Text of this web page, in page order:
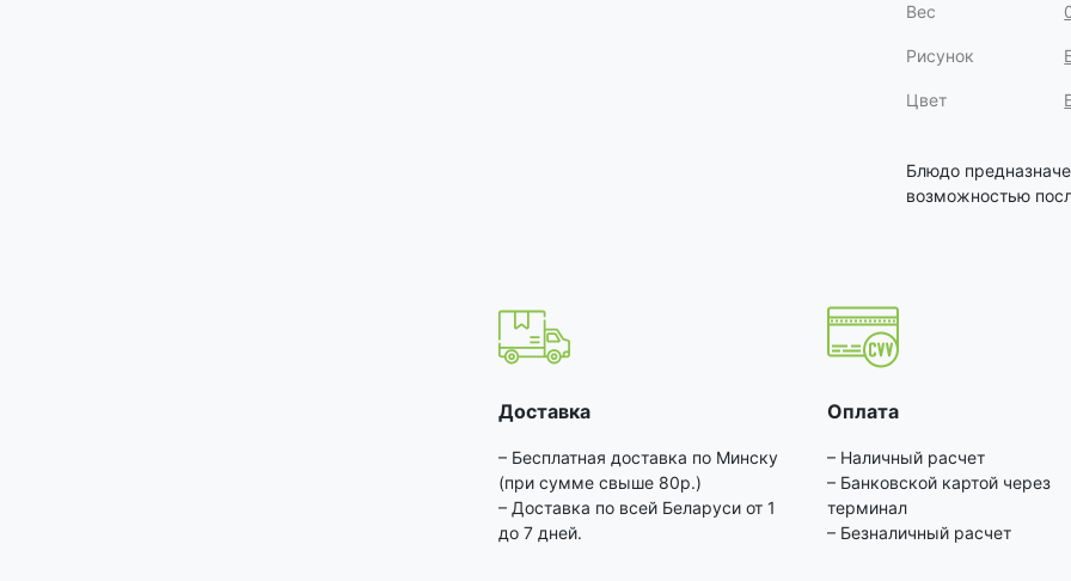
Вес
Рисунок
Цвет
Блюдо
возможностью
Доставка
– Бесплатная доставка по Минску
(при сумме свыше 80р.)
– Доставка по всей Беларуси от 1
до 7 дней.
Оплата
– Наличный расчет
– Банковской картой через
терминал
– Безналичный расчет